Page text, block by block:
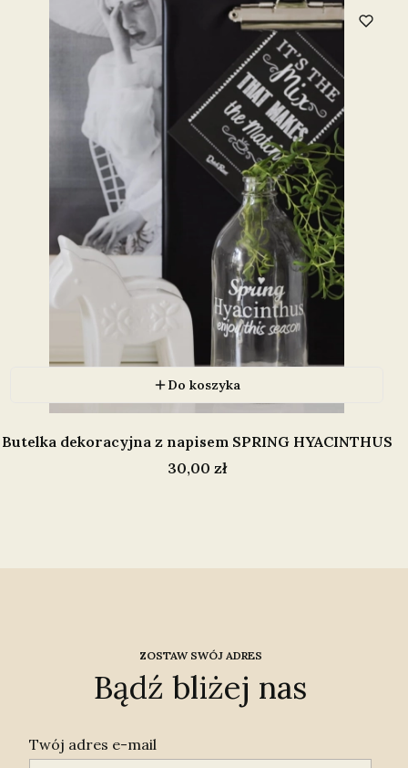
Do koszyka
Butelka dekoracyjna z napisem SPRING HYACINTHUS
Cena
30,00 zł
ZOSTAW SWÓJ ADRES
Bądź bliżej nas
Twój adres e-mail